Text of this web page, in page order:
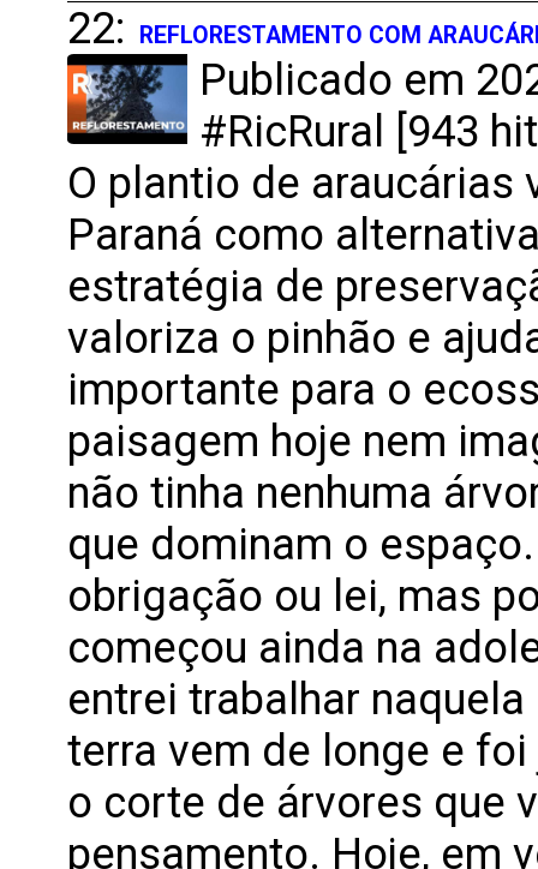
22: REFLORESTAMENTO COM
Publicado em
#RicRural [943
O plantio de araucárias
Paraná como
estratégia de
valoriza o pinhão e
importante para o
paisagem hoje nem
não tinha nenhuma
que dominam o
obrigação ou lei, mas
começou ainda na
entrei trabalhar
terra vem de longe e
o corte de árvores que
pensamento. Hoje, em